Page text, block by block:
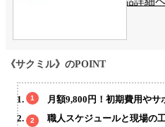
《サクミル》のPOINT
月額9,800円！初期費用や
職人スケジュールと現場の